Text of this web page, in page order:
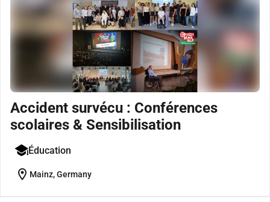
Accident survécu : Conférences
scolaires & Sensibilisation
Éducation
location_on Mainz, Germany